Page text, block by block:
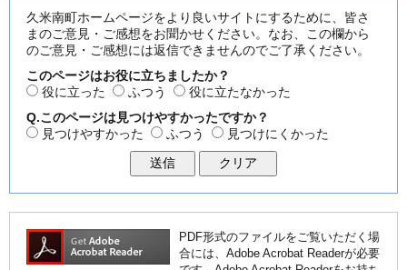
久米南町ホームページをより良いサイトにするために、皆さ
まのご意見・ご感想をお聞かせください。なお、この欄から
のご意見・ご感想には返信できませんのでご了承ください。
このページはお役に立ちましたか？
役に立った
ふつう
役に立たなかった
Q.このページは見つけやすかったですか？
見つけやすかった
ふつう 見つけにくかった
PDF形式のファイルをご覧いただく場
合には、Adobe Acrobat Readerが必要